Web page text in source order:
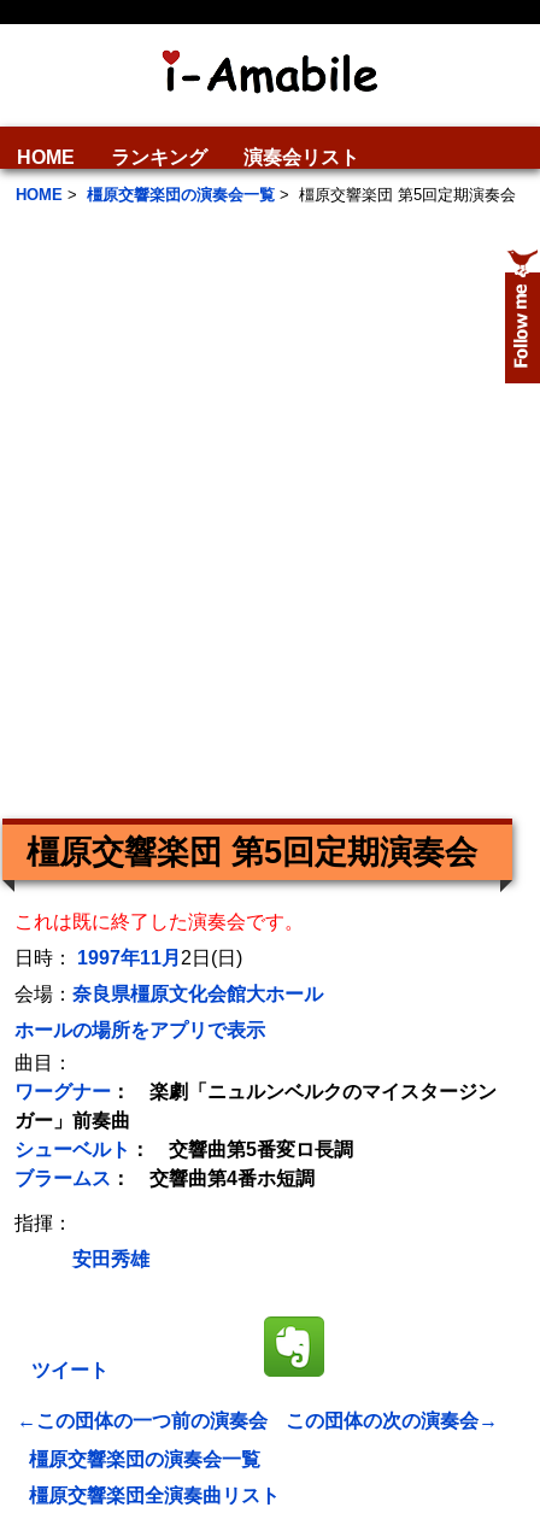
HOME ランキング 演奏会リスト
HOME > 橿原交響楽団の演奏会一覧 > 橿原交響楽団 第5回定期演奏会
橿原交響楽団 第5回定期演奏会
これは既に終了した演奏会です。
日時： 1997年11月 2日(日)
会場： 奈良県橿原文化会館大ホール
ホールの場所をアプリで表示
曲目：
ワーグナー ： 楽劇「ニュルンベルクのマイスタージン
ガー」前奏曲
シューベルト ： 交響曲第5番変ロ長調
ブラームス ： 交響曲第4番ホ短調
指揮：
安田秀雄
ツイート
←この団体の一つ前の演奏会
この団体の次の演奏会→
橿原交響楽団の演奏会一覧
橿原交響楽団全演奏曲リスト